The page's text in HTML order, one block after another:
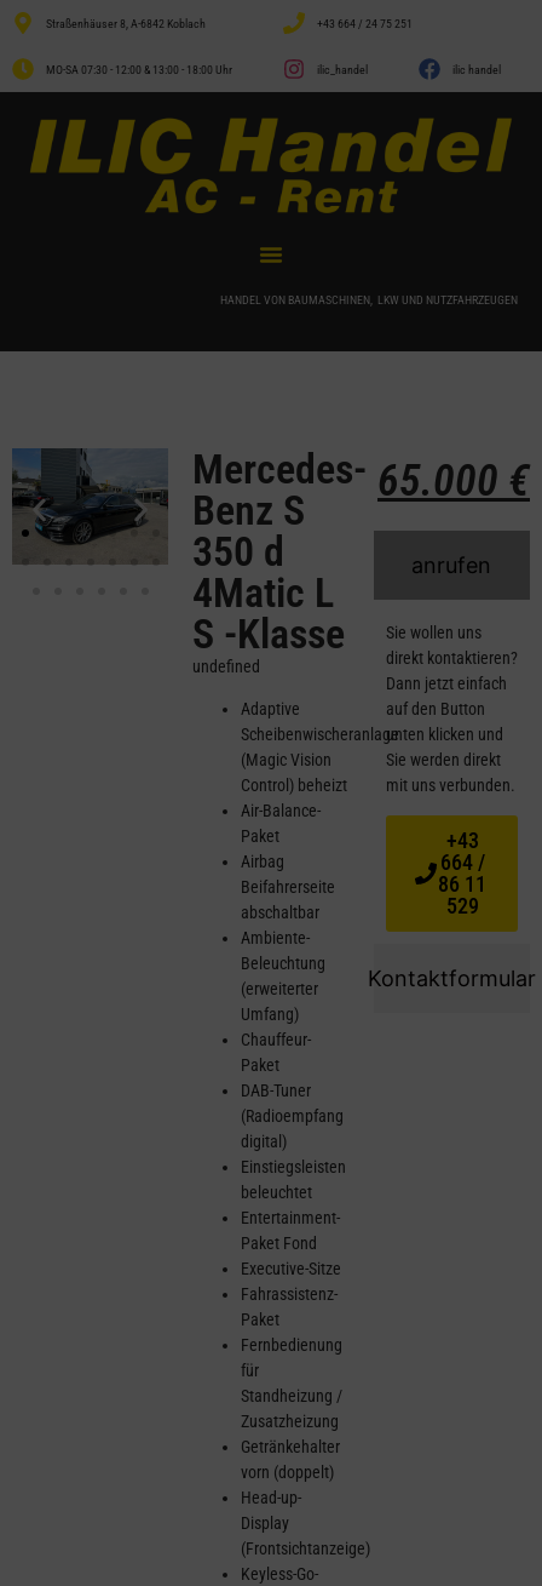
Straßenhäuser 8, A-6842 Koblach +43 664 / 24 75 251
MO-SA 07:30 - 12:00 & 13:00 - 18:00 Uhr ilic_handel ilic handel
HANDEL VON BAUMASCHINEN, LKW UND NUTZFAHRZEUGEN
Mercedes-
Benz S
350 d
4Matic L
S -Klasse
undefined
Adaptive
Scheibenwischeranlage
(Magic Vision
Control) beheizt
Air-Balance-
Paket
Airbag
Beifahrerseite
abschaltbar
Ambiente-
Beleuchtung
(erweiterter
Umfang)
Chauffeur-
Paket
DAB-Tuner
(Radioempfang
digital)
Einstiegsleisten
beleuchtet
Entertainment-
Paket Fond
Executive-Sitze
Fahrassistenz-
Paket
Fernbedienung
für
Standheizung /
Zusatzheizung
Getränkehalter
vorn (doppelt)
Head-up-
Display
(Frontsichtanzeige)
Keyless-Go-
65.000 €
anrufen
Kontaktformular
Sie wollen uns
direkt kontaktieren?
Dann jetzt einfach
auf den Button
unten klicken und
Sie werden direkt
mit uns verbunden.
+43
664 /
86 11
529